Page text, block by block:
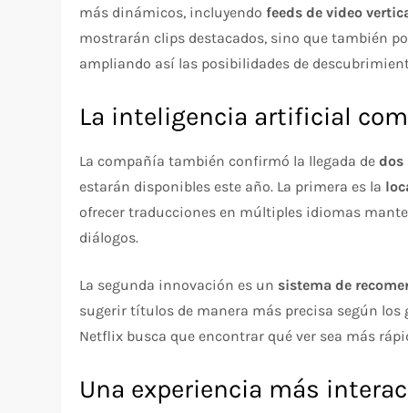
más dinámicos, incluyendofeeds de video
mostrarán clips destacados, sino que también
ampliando así las posibilidades de
La inteligencia artificial
La compañía también confirmó la llegada dedos
estarán disponibles este año. La primera es la
ofrecer traducciones en múltiples idiomas
diálogos.
La segunda innovación es un sistema de
sugerir títulos de manera más precisa según
Netflix busca que encontrar qué ver sea más
Una experiencia más